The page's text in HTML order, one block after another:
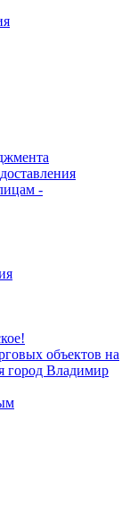
-
объектов на
город Владимир